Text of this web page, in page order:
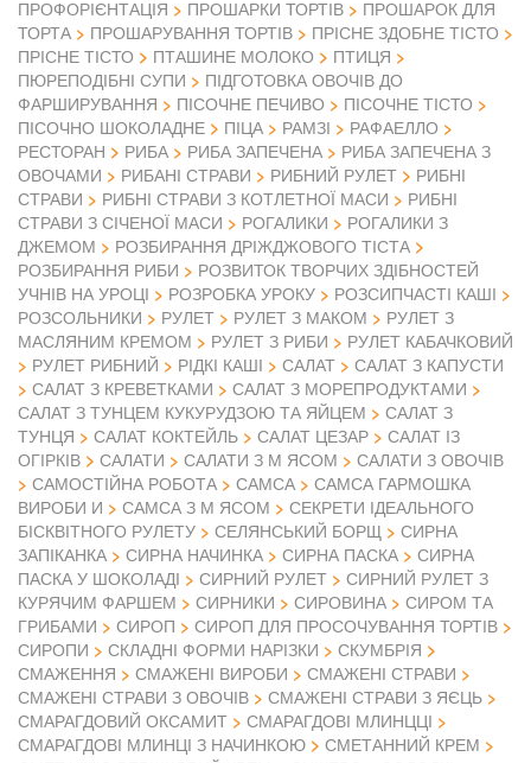
ПРОФОРІЄНТАЦІЯ
ПРОШАРКИ ТОРТІВ
ПРОШАРОК ДЛЯ
ТОРТА
ПРОШАРУВАННЯ ТОРТІВ
ПРІСНЕ ЗДОБНЕ ТІСТО
ПРІСНЕ ТІСТО
ПТАШИНЕ МОЛОКО
ПТИЦЯ
ПЮРЕПОДІБНІ СУПИ
ПІДГОТОВКА ОВОЧІВ ДО
ФАРШИРУВАННЯ
ПІСОЧНЕ ПЕЧИВО
ПІСОЧНЕ ТІСТО
ПІСОЧНО ШОКОЛАДНЕ
ПІЦА РАМЗІ
РАФАЕЛЛО
РЕСТОРАН
РИБА РИБА ЗАПЕЧЕНА
РИБА ЗАПЕЧЕНА З
ОВОЧАМИ
РИБАНІ СТРАВИ РИБНИЙ РУЛЕТ
РИБНІ
СТРАВИ
РИБНІ СТРАВИ З КОТЛЕТНОЇ МАСИ
РИБНІ
СТРАВИ З СІЧЕНОЇ МАСИ
РОГАЛИКИ
РОГАЛИКИ З
ДЖЕМОМ
РОЗБИРАННЯ ДРІЖДЖОВОГО ТІСТА
РОЗБИРАННЯ РИБИ
РОЗВИТОК ТВОРЧИХ ЗДІБНОСТЕЙ
УЧНІВ НА УРОЦІ
РОЗРОБКА УРОКУ
РОЗСИПЧАСТІ КАШІ
РОЗСОЛЬНИКИ
РУЛЕТ РУЛЕТ З МАКОМ
РУЛЕТ З
МАСЛЯНИМ КРЕМОМ
РУЛЕТ З РИБИ
РУЛЕТ КАБАЧКОВИЙ
РУЛЕТ РИБНИЙ
РІДКІ КАШІ САЛАТ
САЛАТ З КАПУСТИ
САЛАТ З КРЕВЕТКАМИ
САЛАТ З МОРЕПРОДУКТАМИ
САЛАТ З ТУНЦЕМ КУКУРУДЗОЮ ТА ЯЙЦЕМ
САЛАТ З
ТУНЦЯ
САЛАТ КОКТЕЙЛЬ САЛАТ ЦЕЗАР
САЛАТ ІЗ
ОГІРКІВ
САЛАТИ САЛАТИ З М ЯСОМ
САЛАТИ З ОВОЧІВ
САМОСТІЙНА РОБОТА
САМСА
САМСА ГАРМОШКА
ВИРОБИ И
САМСА З М ЯСОМ
СЕКРЕТИ ІДЕАЛЬНОГО
БІСКВІТНОГО РУЛЕТУ
СЕЛЯНСЬКИЙ БОРЩ
СИРНА
ЗАПІКАНКА
СИРНА НАЧИНКА СИРНА ПАСКА
СИРНА
ПАСКА У ШОКОЛАДІ
СИРНИЙ РУЛЕТ
СИРНИЙ РУЛЕТ З
КУРЯЧИМ ФАРШЕМ
СИРНИКИ СИРОВИНА
СИРОМ ТА
ГРИБАМИ
СИРОП
СИРОП ДЛЯ ПРОСОЧУВАННЯ ТОРТІВ
СИРОПИ
СКЛАДНІ ФОРМИ НАРІЗКИ
СКУМБРІЯ
СМАЖЕННЯ
СМАЖЕНІ ВИРОБИ
СМАЖЕНІ СТРАВИ
СМАЖЕНІ СТРАВИ З ОВОЧІВ
СМАЖЕНІ СТРАВИ З ЯЄЦЬ
СМАРАГДОВИЙ ОКСАМИТ
СМАРАГДОВІ МЛИНЦЦІ
СМАРАГДОВІ МЛИНЦІ З НАЧИНКОЮ
СМЕТАННИЙ КРЕМ